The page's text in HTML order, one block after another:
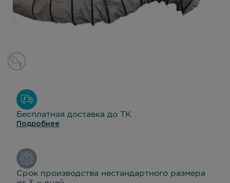
Бесплатная доставка до ТК
Подробнее
Срок производства нестандартного размера